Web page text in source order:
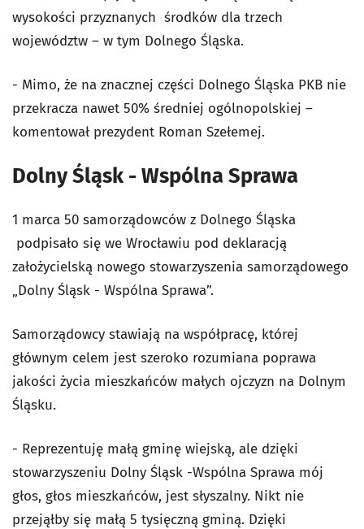
wysokości przyznanych środków dla trzech
województw – w tym Dolnego Śląska.
- Mimo, że na znacznej części Dolnego Śląska PKB nie
przekracza nawet 50% średniej ogólnopolskiej –
komentował prezydent Roman Szełemej.
Dolny Śląsk - Wspólna Sprawa
1 marca 50 samorządowców z Dolnego Śląska
podpisało się we Wrocławiu pod deklaracją
założycielską nowego stowarzyszenia samorządowego
„Dolny Śląsk - Wspólna Sprawa”.
Samorządowcy stawiają na współpracę, której
głównym celem jest szeroko rozumiana poprawa
jakości życia mieszkańców małych ojczyzn na Dolnym
Śląsku.
- Reprezentuję małą gminę wiejską, ale dzięki
stowarzyszeniu Dolny Śląsk -Wspólna Sprawa mój
głos, głos mieszkańców, jest słyszalny. Nikt nie
przejąłby się małą 5 tysięczną gminą. Dzięki